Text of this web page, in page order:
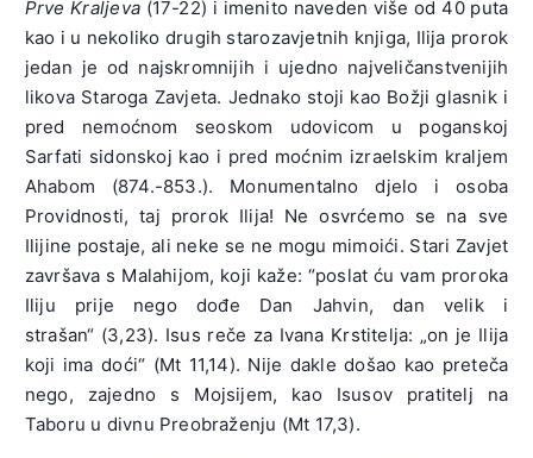
Prve Kraljeva(17-22) i imenito naveden više od 40 puta
kao i u nekoliko drugih starozavjetnih knjiga, Ilija prorok
jedan je od najskromnijih i ujedno najveličanstvenijih
likova Staroga Zavjeta. Jednako stoji kao Božji glasnik i
pred nemoćnom seoskom udovicom u poganskoj
Sarfati sidonskoj kao i pred moćnim izraelskim kraljem
Ahabom (874.-853.). Monumentalno djelo i osoba
Providnosti, taj prorok Ilija! Ne osvrćemo se na sve
Ilijine postaje, ali neke se ne mogu mimoići. Stari Zavjet
završava s Malahijom, koji kaže: “poslat ću vam proroka
Iliju prije nego dođe Dan Jahvin, dan velik i
strašan“ (3,23). Isus reče za Ivana Krstitelja: „on je Ilija
koji ima doći“ (Mt 11,14). Nije dakle došao kao preteča
nego, zajedno s Mojsijem, kao Isusov pratitelj na
Taboru u divnu Preobraženju (Mt 17,3).